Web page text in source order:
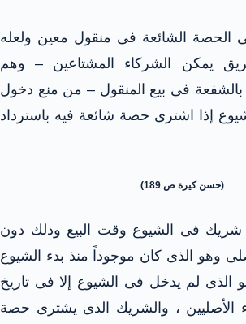
الشائعة فى منقول معين ولعله
يمكن الشركاء المشتاعين – وهم
فى بيع المنقول – من منع دخول
إذا اشترى حصة شائعة فيه باسترداد
(حسن كيرة ص 189)
شريك فى الشيوع وقت البيع وذلك دون
وهو الذى كان موجوداً منذ بدء الشيوع
لم يدخل فى الشيوع إلا فى تاريخ
الأصليين ، والشريك الذى يشترى حصة